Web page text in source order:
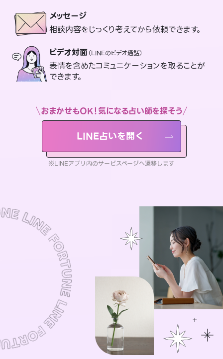
メッセージ
相談内容をじっくり考えてから依頼できます。
ビデオ対面（LINEのビデオ通話）
表情を含めたコミュニケーションを取ることが
できます。
おまかせもOK！気になる占い師を探そう
LINE占いを開く
※LINEアプリ内のサービスページへ遷移します